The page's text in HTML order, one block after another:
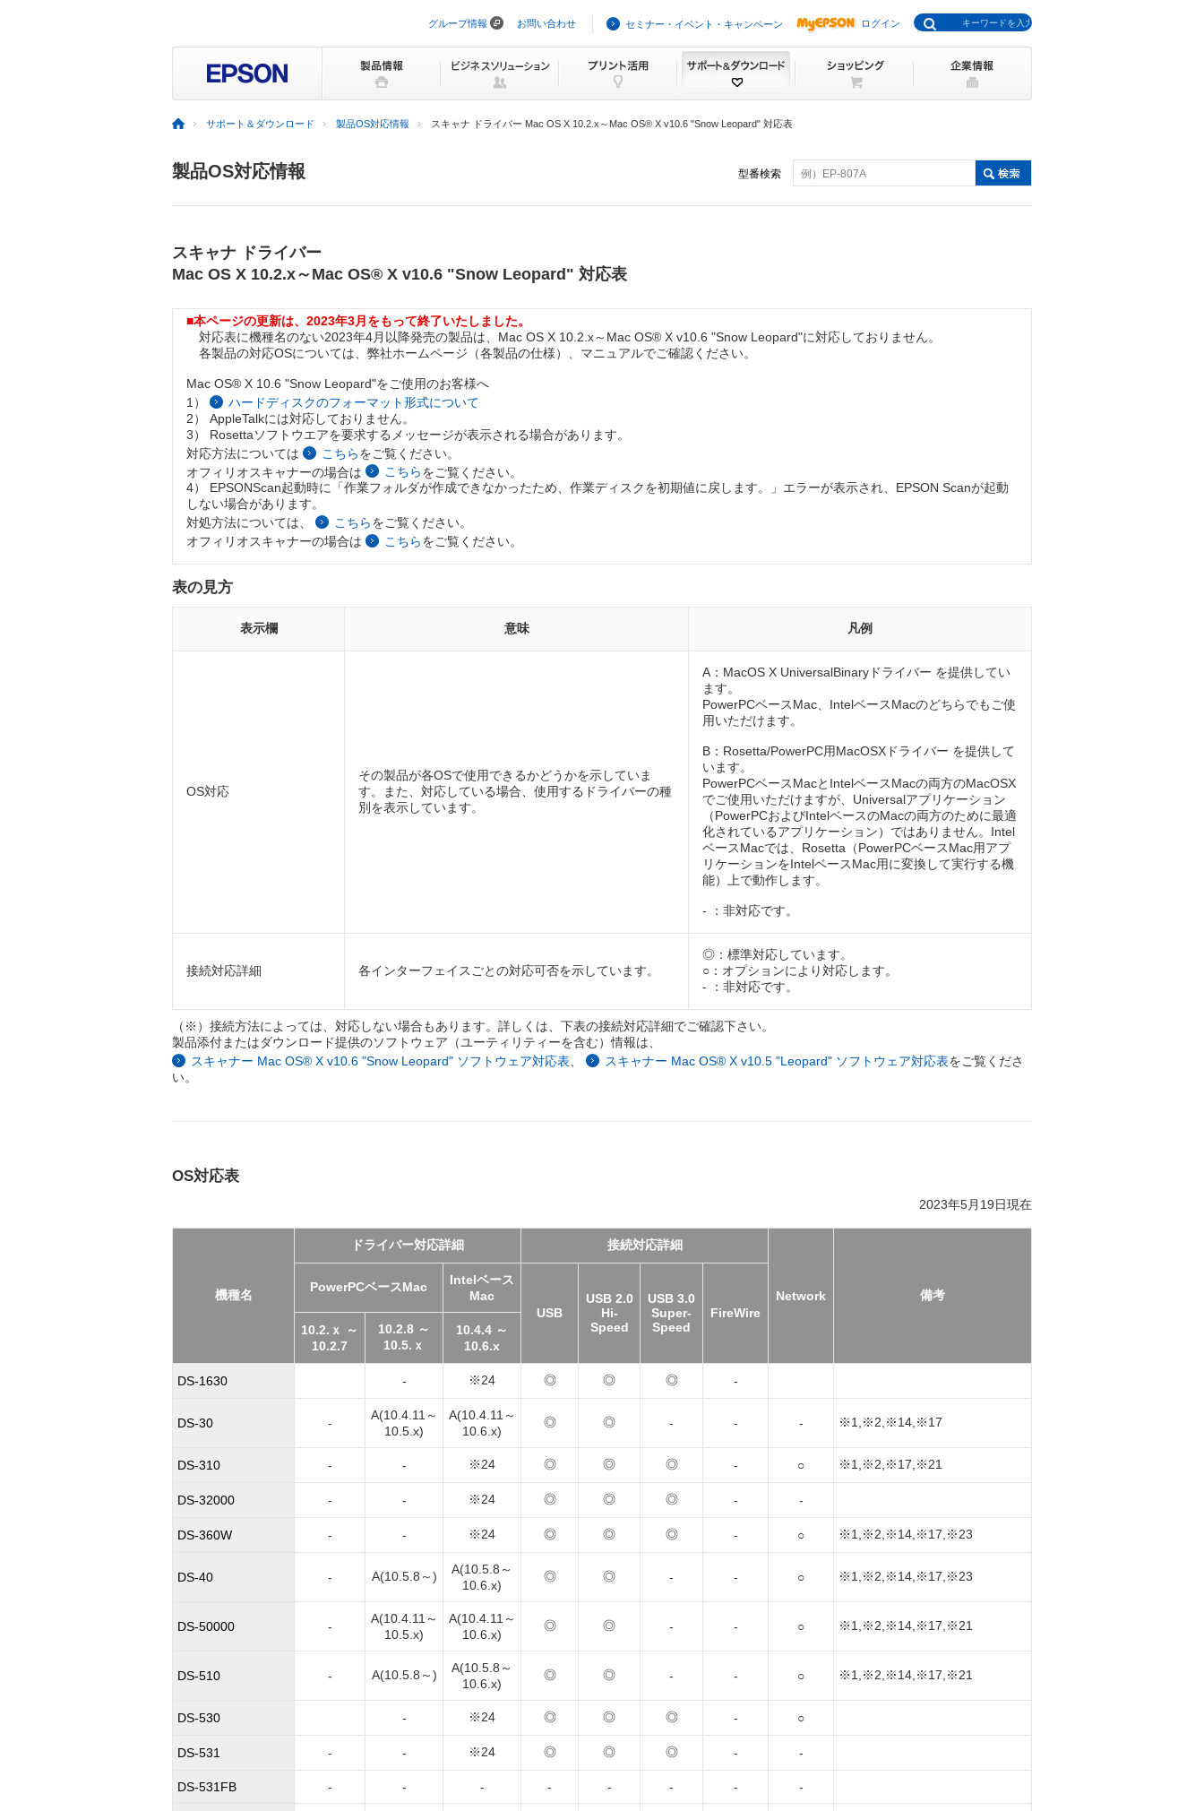
ビ
ョ
グループ情報 お問い合わせ セミナー・イベント・キャンペーン ログイン
サポート＆ダウンロード 製品OS対応情報 スキャナ ドライバー Mac OS X 10.2.x～Mac OS® X v10.6 "Snow Leopard" 対応表
製品OS対応情報 型番検索 例）EP-807A
スキャナ ドライバー
Mac OS X 10.2.x～Mac OS® X v10.6 "Snow Leopard" 対応表
■本ページの更新は、2023年3月をもって終了いたしました。
対応表に機種名のない2023年4月以降発売の製品は、Mac OS X 10.2.x～Mac OS® X v10.6 "Snow Leopard"に対応しておりません。
各製品の対応OSについては、弊社ホームページ（各製品の仕様）、マニュアルでご確認ください。
Mac OS® X 10.6 "Snow Leopard"をご使用のお客様へ
1）
ハードディスクのフォーマット形式について
2） AppleTalkには対応しておりません。
3） Rosettaソフトウエアを要求するメッセージが表示される場合があります。
対応方法については
こちらをご覧ください。
オフィリオスキャナーの場合は
こちらをご覧ください。
4） EPSONScan起動時に「作業フォルダが作成できなかったため、作業ディスクを初期値に戻します。」エラーが表示され、EPSON Scanが起動
しない場合があります。
対処方法については、
こちらをご覧ください。
オフィリオスキャナーの場合は
こちらをご覧ください。
表の見方
表示欄 意味 凡例
OS対応
その製品が各OSで使用できるかどうかを示していま
す。また、対応している場合、使用するドライバーの種
別を表示しています。
A：MacOS X UniversalBinaryドライバー を提供してい
ます。
PowerPCベースMac、IntelベースMacのどちらでもご使
用いただけます。
B：Rosetta/PowerPC用MacOSXドライバー を提供して
います。
PowerPCベースMacとIntelベースMacの両方のMacOSX
でご使用いただけますが、Universalアプリケーション
（PowerPCおよびIntelベースのMacの両方のために最適
化されているアプリケーション）ではありません。Intel
ベースMacでは、Rosetta（PowerPCベースMac用アプ
リケーションをIntelベースMac用に変換して実行する機
能）上で動作します。
- ：非対応です。
接続対応詳細 各インターフェイスごとの対応可否を示しています。
◎：標準対応しています。
○：オプションにより対応します。
- ：非対応です。
（※）接続方法によっては、対応しない場合もあります。詳しくは、下表の接続対応詳細でご確認下さい。
製品添付またはダウンロード提供のソフトウェア（ユーティリティーを含む）情報は、
スキャナー Mac OS® X v10.6 "Snow Leopard" ソフトウェア対応表
スキャナー Mac OS® X v10.5 "Leopard" ソフトウェア対応表をご覧くださ
い。
OS対応表
2023年5月19日現在
機種名
ドライバー対応詳細 接続対応詳細
Network 備考
PowerPCベースMac
Intelベース
Mac
USB
USB 2.0
Hi-
Speed
USB 3.0
Super-
Speed
FireWire
10.2.ｘ ～
10.2.7
10.2.8 ～
10.5.ｘ
10.4.4 ～
10.6.x
DS-1630 - ※24 ◎ ◎ ◎ -
DS-30 -
A(10.4.11～
10.5.x)
A(10.4.11～
10.6.x)
◎ ◎ - - - ※1,※2,※14,※17
DS-310 - - ※24 ◎ ◎ ◎ - ○ ※1,※2,※17,※21
DS-32000 - - ※24 ◎ ◎ ◎ - -
DS-360W - - ※24 ◎ ◎ ◎ - ○ ※1,※2,※14,※17,※23
DS-40 - A(10.5.8～)
A(10.5.8～
10.6.x)
◎ ◎ - - ○ ※1,※2,※14,※17,※23
DS-50000 -
A(10.4.11～
10.5.x)
A(10.4.11～
10.6.x)
◎ ◎ - - ○ ※1,※2,※14,※17,※21
DS-510 - A(10.5.8～)
A(10.5.8～
10.6.x)
◎ ◎ - - ○ ※1,※2,※14,※17,※21
DS-530 - ※24 ◎ ◎ ◎ - ○
DS-531 - - ※24 ◎ ◎ ◎ - -
DS-531FB - - - - - - - -